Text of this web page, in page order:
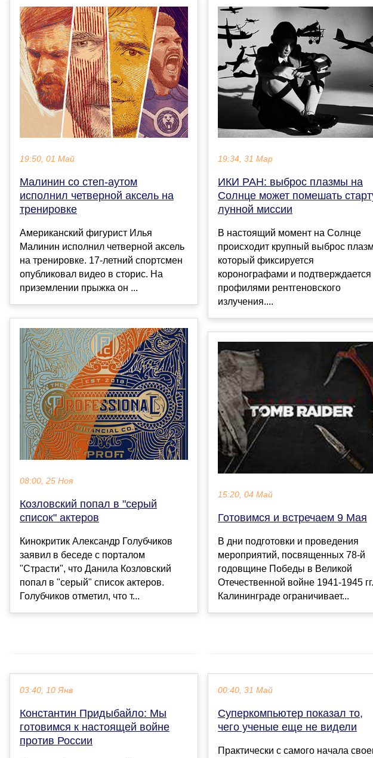
19:50, 01 Май
Малинин со степ-аутом
исполнил четверной аксель на
тренировке
Американский фигурист Илья
Малинин исполнил четверной аксель
на тренировке. 17-летний спортсмен
опубликовал видео в сторис. На
приземлении прыжка он ...
08:00, 25 Ноя
Козловский попал в "серый
список" актеров
Кинокритик Александр Голубчиков
заявил в беседе с порталом
"Страсти", что Данила Козловский
попал в "серый" список актеров.
Голубчиков отметил, что т...
19:34, 31 Мар
ИКИ РАН: выброс плазмы на
Солнце может помешать
лунной миссии
В настоящий момент на Солнце
происходит крупный выброс
который фиксируется
коронографами и подтверждается
профилями рентгеновского
излучения....
15:20, 04 Май
Готовимся и встречаем 9 Мая
В дни подготовки и проведения
мероприятий, посвященных 78-й
годовщине Победы в Великой
Отечественной войне 1941-1945
Калининграде ограничивает...
03:40, 10 Янв
Константин Придыбайло: Мы
готовимся к настоящей войне
против России
00:40, 31 Май
Суперкомпьютер показал то,
чего ученые еще не видели
Практически с самого начала